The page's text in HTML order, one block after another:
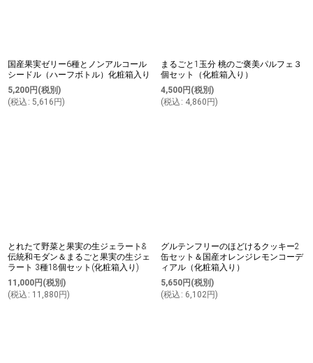
国産果実ゼリー6種とノンアルコール
シードル（ハーフボトル）化粧箱入り
5,200円 (税別)
(税込 : 5,616 円)
まるごと1玉分 桃のご褒美パルフェ３
個セット（化粧箱入り）
4,500円 (税別)
(税込 : 4,860 円)
とれたて野菜と果実の生ジェラート&
伝統和モダン＆まるごと果実の生ジェ
ラート 3種18個セット(化粧箱入り)
11,000円 (税別)
(税込 : 11,880 円)
グルテンフリーのほどけるクッキー2
缶セット＆国産オレンジレモンコーデ
ィアル（化粧箱入り）
5,650円 (税別)
(税込 : 6,102円)